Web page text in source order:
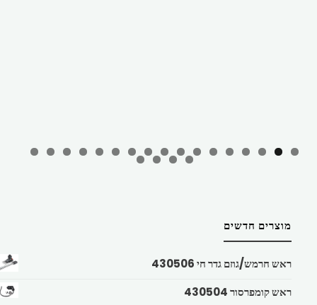
מוצרים חדשים
ראש חרמש/גוזם גדר חי 430506
ראש קומפרסור 430504